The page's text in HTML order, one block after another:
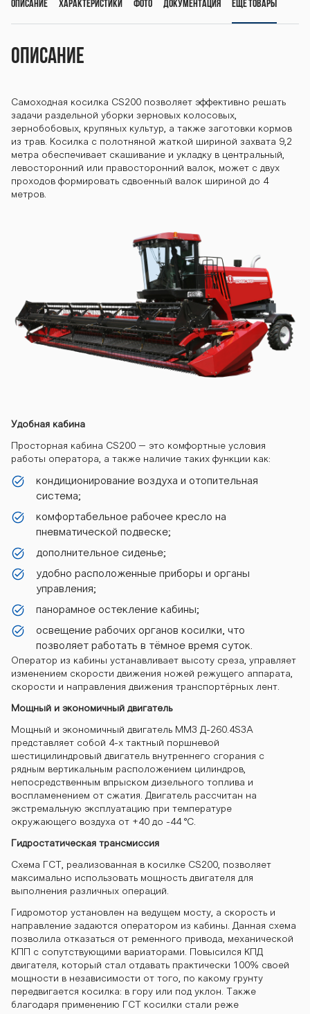
CS200 CS200 C
S200 CS200 CS
200 CS200 CS2
00 CS200
Описание Характеристики Фото Документация Еще товары
Описание
Самоходная косилка CS200 позволяет эффективно решать
задачи раздельной уборки зерновых колосовых,
зернобобовых, крупяных культур, а также заготовки кормов
из трав. Косилка с полотняной жаткой шириной захвата 9,2
метра обеспечивает скашивание и укладку в центральный,
левосторонний или правосторонний валок, может с двух
проходов формировать сдвоенный валок шириной до 4
метров.
Удобная кабина
Просторная кабина СS200 – это комфортные условия
работы оператора, а также наличие таких функции как:
кондиционирование воздуха и отопительная
система;
комфортабельное рабочее кресло на
пневматической подвеске;
дополнительное сиденье;
удобно расположенные приборы и органы
управления;
панорамное остекление кабины;
освещение рабочих органов косилки, что
позволяет работать в тёмное время суток.
Оператор из кабины устанавливает высоту среза, управляет
изменением скорости движения ножей режущего аппарата,
скорости и направления движения транспортёрных лент.
Мощный и экономичный двигатель
Мощный и экономичный двигатель ММЗ Д-260.4S3A
представляет собой 4-х тактный поршневой
шестицилиндровый двигатель внутреннего сгорания с
рядным вертикальным расположением цилиндров,
непосредственным впрыском дизельного топлива и
воспламенением от сжатия. Двигатель рассчитан на
экстремальную эксплуатацию при температуре
окружающего воздуха от +40 до -44 °C.
Гидростатическая трансмиссия
Схема ГСТ, реализованная в косилке CS200, позволяет
максимально использовать мощность двигателя для
выполнения различных операций.
Гидромотор установлен на ведущем мосту, а скорость и
направление задаются оператором из кабины. Данная схема
позволила отказаться от ременного привода, механической
КПП с сопутствующими вариаторами. Повысился КПД
двигателя, который стал отдавать практически 100% своей
мощности в независимости от того, по какому грунту
передвигается косилка: в гору или под уклон. Также
благодаря применению ГСТ косилки стали реже